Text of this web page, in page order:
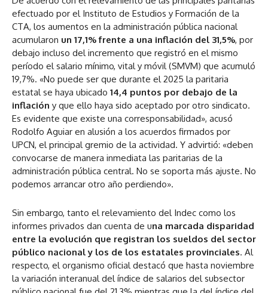
efectuado por el Instituto de Estudios y Formación de la
CTA, los aumentos en la administración pública nacional
acumularon un 17,1% frente a una inflación del 31,5%, por
debajo incluso del incremento que registró en el mismo
período el salario mínimo, vital y móvil (SMVM) que acumuló
19,7%. «No puede ser que durante el 2025 la paritaria
estatal se haya ubicado 14,4 puntos por debajo de la
inflación y que ello haya sido aceptado por otro sindicato.
Es evidente que existe una corresponsabilidad», acusó
Rodolfo Aguiar en alusión a los acuerdos firmados por
UPCN, el principal gremio de la actividad. Y advirtió: «deben
convocarse de manera inmediata las paritarias de la
administración pública central. No se soporta más ajuste. No
podemos arrancar otro año perdiendo».
Sin embargo, tanto el relevamiento del Indec como los
informes privados dan cuenta de una marcada disparidad
entre la evolución que registran los sueldos del sector
público nacional y los de los estatales provinciales. Al
respecto, el organismo oficial destacó que hasta noviembre
la variación interanual del índice de salarios del subsector